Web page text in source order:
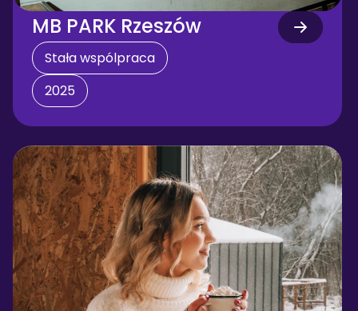
MB PARK Rzeszów
Stała wspólpraca
2025